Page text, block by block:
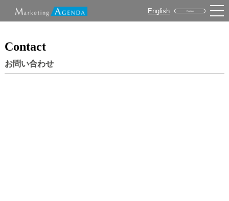
English Register
Contact
お問い合わせ